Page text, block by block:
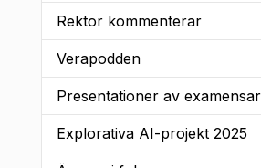
Rektor kommenterar
Verapodden
Presentationer av
Explorativa AI-projekt 2025